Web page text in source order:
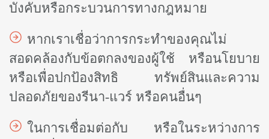
บังคับหรือกระบวนการทางกฎหมาย
หากเราเชื่อว่าการกระทำของคุณไม่
สอดคล้องกับข้อตกลงของผู้ใช้ หรือนโยบาย
หรือเพื่อปกป้องสิทธิ ทรัพย์สินและความ
ปลอดภัยของรีนา-แวร์ หรือคนอื่นๆ
ในการเชื่อมต่อกับ หรือในระหว่างการ